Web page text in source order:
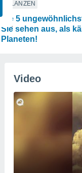
PFLANZEN
Die 5
Sie sehen aus, als
Planeten!
Video